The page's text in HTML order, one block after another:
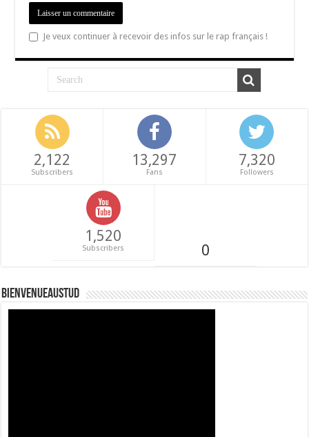
Je veux continuer à recevoir des infos sur le rap français !
2,122
Subscribers
13,297
Fans
7,320
Followers
1,520
Subscribers 0
Bienvenueaustud